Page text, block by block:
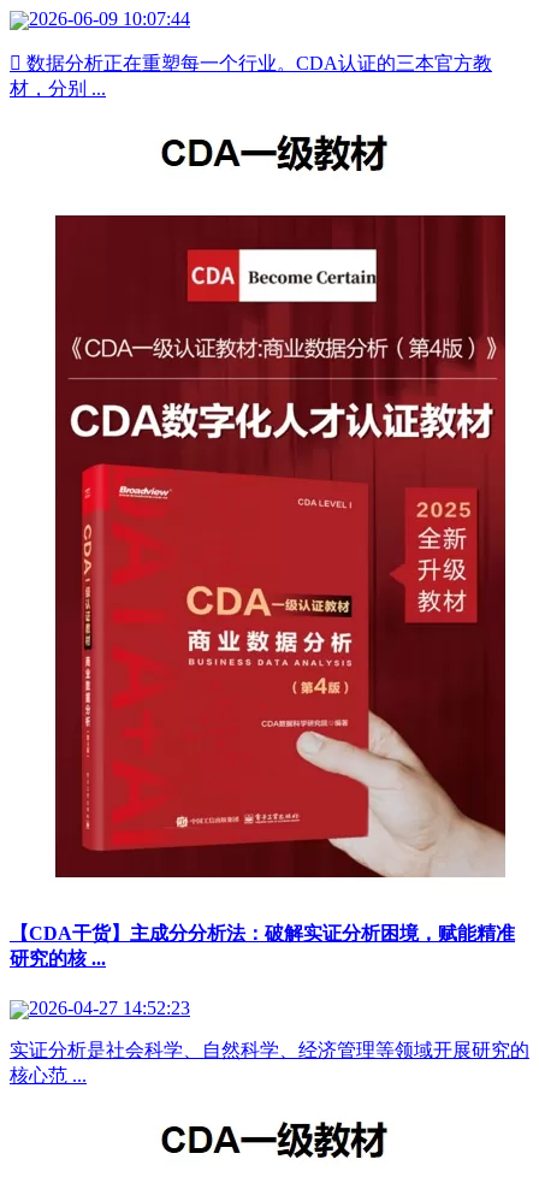
2026-06-09 10:07:44
 数据分析正在重塑每一个行业。CDA认证的三本官方教
材，分别 ...
【CDA干货】主成分分析法：破解实证分析困境，赋能精准
研究的核 ...
2026-04-27 14:52:23
实证分析是社会科学、自然科学、经济管理等领域开展研究的
核心范 ...